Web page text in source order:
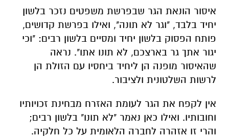
איסור הונאת הגר שבפרשת משפטים נזכר בלשון
יחיד בלבד, "וגר לא תונה", ואילו בפרשת קדושים,
פותח הפסוק בלשון יחיד ומסיים בלשון רבים: "וכי
יגור אתך גר בארצכם, לא תונו אתו". נראה
שהאיסור מופנה הן ליחיד ביחסיו עם הזולת הן
לרשות השלטונית ולציבור.
אין לקפח את הגר לעומת האזרח מבחינת זכויותיו
וחובותיו. ואילו כאן נאמר "לא תונו" בלשון רבים;
והרי זו אזהרה לחברה הלאומית על כל חלקיה.